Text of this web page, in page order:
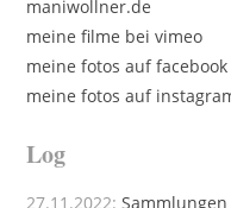
maniwollner.de
meine filme bei vimeo
meine fotos auf facebook
meine fotos auf
Log
27.11.2022:Sammlungen